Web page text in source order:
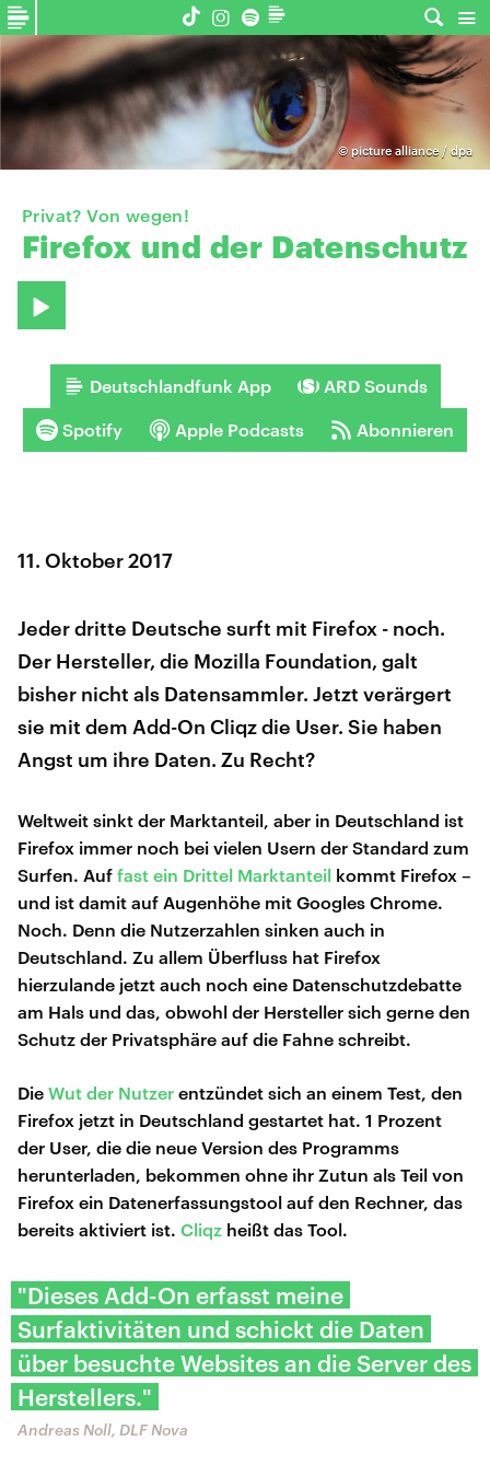
© picture alliance / dpa
Privat? Von wegen!
Firefox und der Datenschutz
Deutschlandfunk App ARD Sounds
Spotify Apple Podcasts Abonnieren
11. Oktober 2017
Jeder dritte Deutsche surft mit Firefox - noch.
Der Hersteller, die Mozilla Foundation, galt
bisher nicht als Datensammler. Jetzt verärgert
sie mit dem Add-On Cliqz die User. Sie haben
Angst um ihre Daten. Zu Recht?
Weltweit sinkt der Marktanteil, aber in Deutschland ist
Firefox immer noch bei vielen Usern der Standard zum
Surfen. Auf fast ein Drittel Marktanteil kommt Firefox –
und ist damit auf Augenhöhe mit Googles Chrome.
Noch. Denn die Nutzerzahlen sinken auch in
Deutschland. Zu allem Überfluss hat Firefox
hierzulande jetzt auch noch eine Datenschutzdebatte
am Hals und das, obwohl der Hersteller sich gerne den
Schutz der Privatsphäre auf die Fahne schreibt.
Die Wut der Nutzer entzündet sich an einem Test, den
Firefox jetzt in Deutschland gestartet hat. 1 Prozent
der User, die die neue Version des Programms
herunterladen, bekommen ohne ihr Zutun als Teil von
Firefox ein Datenerfassungstool auf den Rechner, das
bereits aktiviert ist. Cliqz heißt das Tool.
"Dieses Add-On erfasst meine
Surfaktivitäten und schickt die Daten
über besuchte Websites an die Server des
Herstellers."
Andreas Noll, DLF Nova